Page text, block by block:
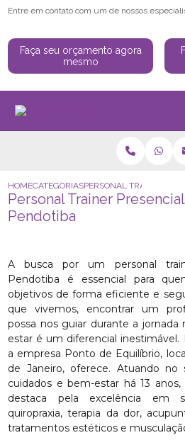
Entre em contato com um de nossos
Faça seu orçamento agora
mesmo
HOMECATEGORIASPERSONAL TRAINER
Personal Trainer
Pendotiba
A busca por um personal
Pendotiba é essencial para
objetivos de forma eficiente e
que vivemos, encontrar um
possa nos guiar durante a
estar é um diferencial
a empresa Ponto de Equilíbrio,
de Janeiro, oferece. Atuando
cuidados e bem-estar há 13
destaca pela excelência em
quiropraxia, terapia da dor,
tratamentos estéticos e